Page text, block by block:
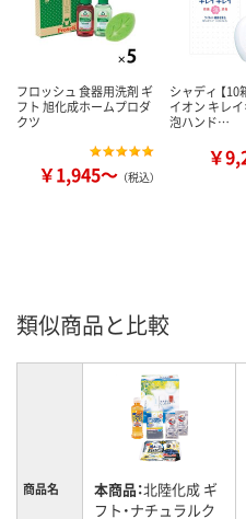
フロッシュ 食器用洗剤 ギ
フト 旭化成ホームプロダ
クツ
￥1,945～ （税込）
シャディ 【10
イオン キレ
泡ハンド…
￥
類似商品と比較
商品名 本商品：北陸化成 ギ
フト・ナチュラルク